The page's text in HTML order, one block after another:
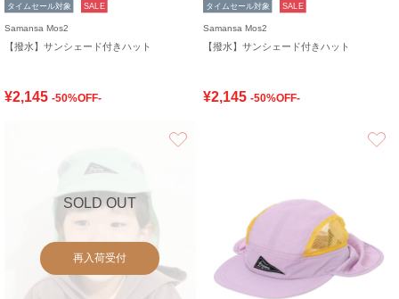
タイムセール対象 SALE
Samansa Mos2
【撥水】サンシェード付きハット
¥2,145 -50%OFF-
タイムセール対象 SALE
Samansa Mos2
【撥水】サンシェード付きハット
¥2,145 -50%OFF-
SOLD OUT
再入荷受付